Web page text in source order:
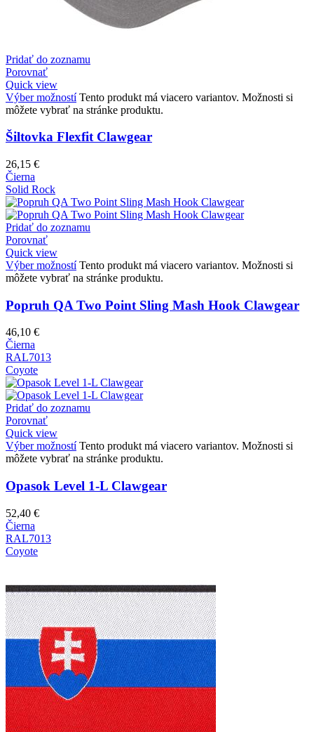
Pridať do zoznamu
Porovnať
Quick view
Výber možností Tento produkt má viacero variantov. Možnosti si
môžete vybrať na stránke produktu.
Šiltovka Flexfit Clawgear
26,15 €
Čierna
Solid Rock
Pridať do zoznamu
Porovnať
Quick view
Výber možností Tento produkt má viacero variantov. Možnosti si
môžete vybrať na stránke produktu.
Popruh QA Two Point Sling Mash Hook Clawgear
46,10 €
Čierna
RAL7013
Coyote
Pridať do zoznamu
Porovnať
Quick view
Výber možností Tento produkt má viacero variantov. Možnosti si
môžete vybrať na stránke produktu.
Opasok Level 1-L Clawgear
52,40 €
Čierna
RAL7013
Coyote